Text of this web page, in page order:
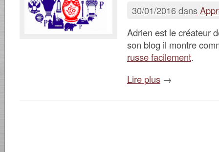
30/01/2016 dans
Adrien est le créateur
son blog il montre
russe facilement.
Lire plus →